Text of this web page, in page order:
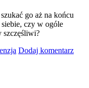
go aż na końcu
czy w ogóle
szczęśliwi?
Dodaj komentarz